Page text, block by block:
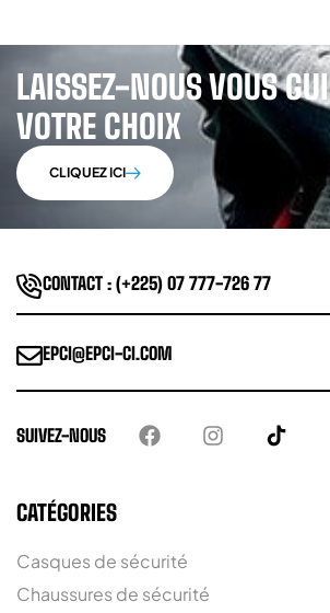
LAISSEZ-NOUS VOUS
VOTRE CHOIX
CLIQUEZ ICI
CONTACT : (+225) 07 777-726 77
EPCI@EPCI-CI.COM
SUIVEZ-NOUS
CATÉGORIES
Casques de sécurité
Chaussures de sécurité